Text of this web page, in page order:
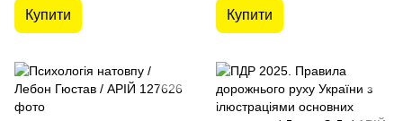
Купити Купити